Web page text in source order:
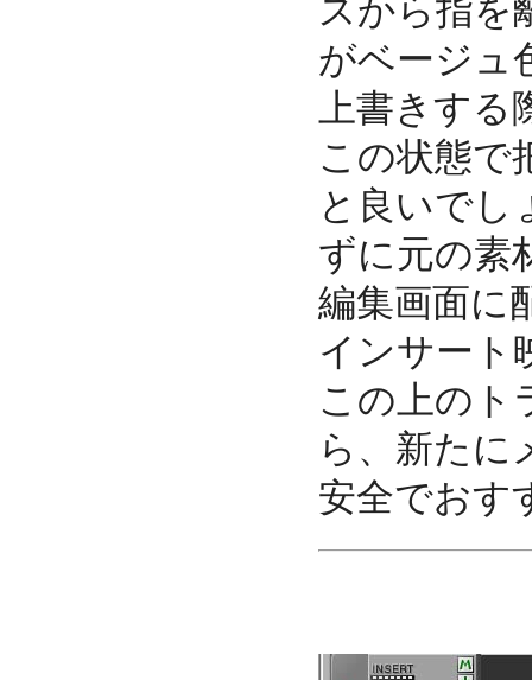
スから指を
がベージュ
上書きする
この状態で
と良いでし
ずに元の素
編集画面に
インサート
この上のト
ら、新たに
安全でおす